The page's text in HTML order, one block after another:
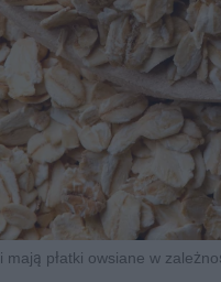
płatki owsiane w